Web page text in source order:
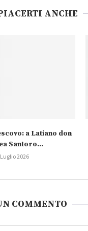
ANCHE
a Latiano don
Santoro...
2026
COMMENTO